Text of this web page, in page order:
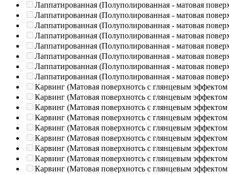
Лаппатированная (Полуполированная - матовая
Лаппатированная (Полуполированная - матовая
Лаппатированная (Полуполированная - матовая
Лаппатированная (Полуполированная - матовая
Лаппатированная (Полуполированная - матовая
Лаппатированная (Полуполированная - матовая
Лаппатированная (Полуполированная - матовая
Лаппатированная (Полуполированная - матовая
Карвинг (Матовая поверхнотсь с глянцевым эффектом
Карвинг (Матовая поверхнотсь с глянцевым эффектом
Карвинг (Матовая поверхнотсь с глянцевым эффектом
Карвинг (Матовая поверхнотсь с глянцевым эффектом
Карвинг (Матовая поверхнотсь с глянцевым эффектом
Карвинг (Матовая поверхнотсь с глянцевым эффектом
Карвинг (Матовая поверхнотсь с глянцевым эффектом
Карвинг (Матовая поверхнотсь с глянцевым эффектом
Карвинг (Матовая поверхнотсь с глянцевым эффектом